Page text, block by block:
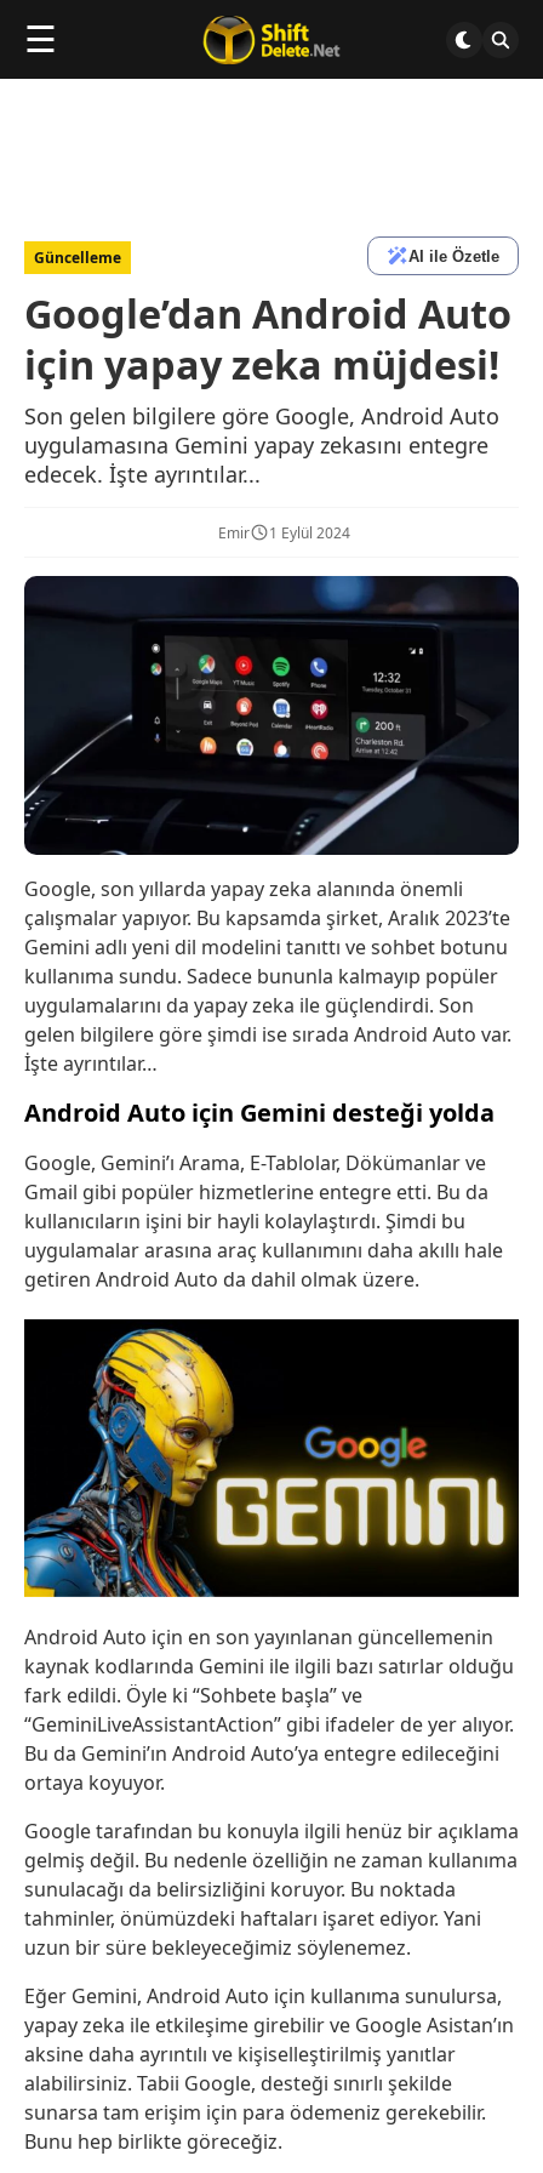
☰
Güncelleme AI ile Özetle
Google’dan Android Auto
için yapay zeka müjdesi!
Son gelen bilgilere göre Google, Android Auto
uygulamasına Gemini yapay zekasını entegre
edecek. İşte ayrıntılar...
Emir 1 Eylül 2024
Google, son yıllarda yapay zeka alanında önemli
çalışmalar yapıyor. Bu kapsamda şirket, Aralık 2023’te
Gemini adlı yeni dil modelini tanıttı ve sohbet botunu
kullanıma sundu. Sadece bununla kalmayıp popüler
uygulamalarını da yapay zeka ile güçlendirdi. Son
gelen bilgilere göre şimdi ise sırada Android Auto var.
İşte ayrıntılar…
Android Auto için Gemini desteği yolda
Google, Gemini’ı Arama, E-Tablolar, Dökümanlar ve
Gmail gibi popüler hizmetlerine entegre etti. Bu da
kullanıcıların işini bir hayli kolaylaştırdı. Şimdi bu
uygulamalar arasına araç kullanımını daha akıllı hale
getiren Android Auto da dahil olmak üzere.
Android Auto için en son yayınlanan güncellemenin
kaynak kodlarında Gemini ile ilgili bazı satırlar olduğu
fark edildi. Öyle ki “Sohbete başla” ve
“GeminiLiveAssistantAction” gibi ifadeler de yer alıyor.
Bu da Gemini’ın Android Auto’ya entegre edileceğini
ortaya koyuyor.
Google tarafından bu konuyla ilgili henüz bir açıklama
gelmiş değil. Bu nedenle özelliğin ne zaman kullanıma
sunulacağı da belirsizliğini koruyor. Bu noktada
tahminler, önümüzdeki haftaları işaret ediyor. Yani
uzun bir süre bekleyeceğimiz söylenemez.
Eğer Gemini, Android Auto için kullanıma sunulursa,
yapay zeka ile etkileşime girebilir ve Google Asistan’ın
aksine daha ayrıntılı ve kişiselleştirilmiş yanıtlar
alabilirsiniz. Tabii Google, desteği sınırlı şekilde
sunarsa tam erişim için para ödemeniz gerekebilir.
Bunu hep birlikte göreceğiz.